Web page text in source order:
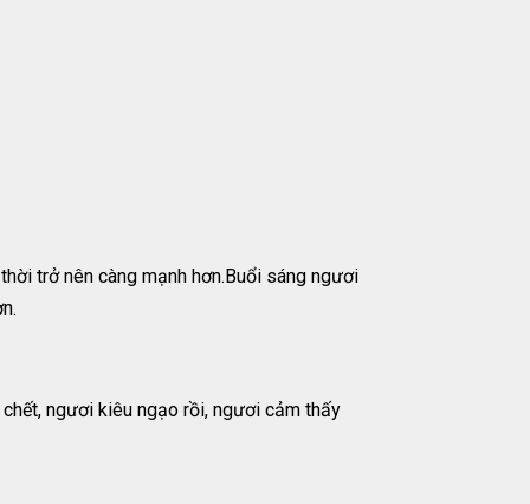
trở nên càng mạnh hơn.Buổi sáng ngươi
ngươi kiêu ngạo rồi, ngươi cảm thấy